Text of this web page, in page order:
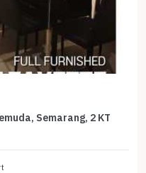
Semarang, 2 KT